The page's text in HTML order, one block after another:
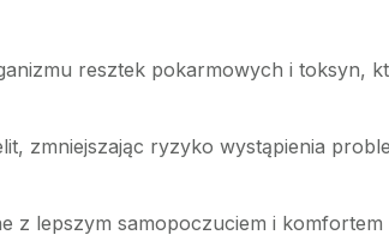
resztek pokarmowych i toksyn,
zmniejszając ryzyko wystąpienia
z lepszym samopoczuciem i